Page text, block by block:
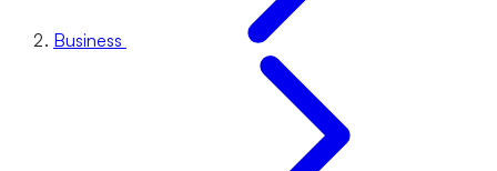
Business